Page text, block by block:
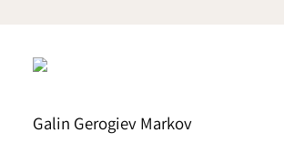
Galin Gerogiev Markov